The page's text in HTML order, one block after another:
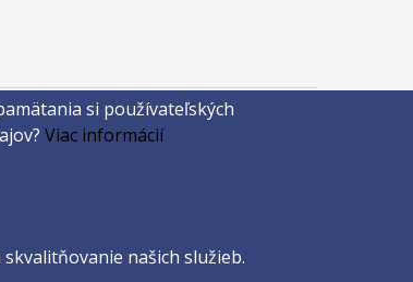
si používateľských
Viac informácií
našich služieb.